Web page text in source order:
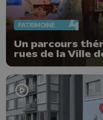
PATRIMOINE
Un parcours
rues de la Ville